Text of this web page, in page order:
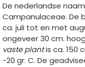
De nederlandse
Campanulaceae. De
ca. juli tot en met
ongeveer 30 cm.
vaste plantis ca. 150
-20 gr. C. De